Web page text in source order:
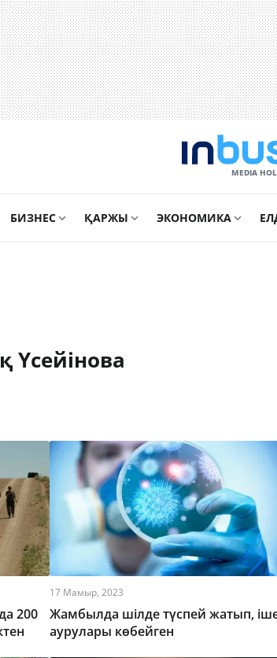
MEDIA
БИЗНЕС ҚАРЖЫ ЭКОНОМИКА
Үсейінова
200
17 Мамыр, 2023
Жамбылда шілде түспей жатып,
аурулары көбейген